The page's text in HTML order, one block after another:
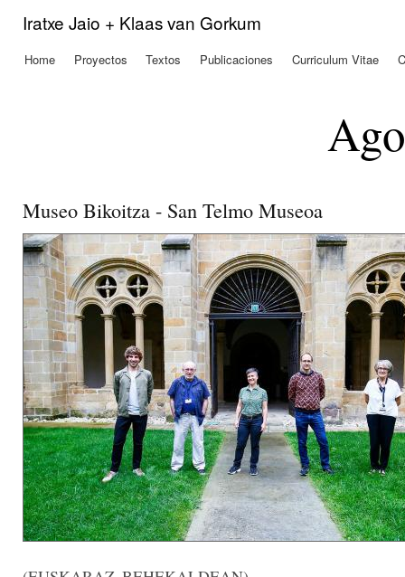
Iratxe Jaio + Klaas van Gorkum
Menú principal
Home Proyectos Textos Publicaciones Curriculum Vitae
Museo Bikoitza - San Telmo Museoa